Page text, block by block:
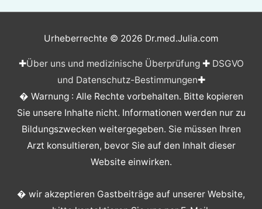
Urheberrechte © 2026 Dr.med.Julia.com
✚Über uns und medizinische Überprüfung✚ DSGVO
und Datenschutz-Bestimmungen✚
� Warnung : Alle Rechte vorbehalten. Bitte kopieren
Sie unsere Inhalte nicht. Informationen werden nur zu
Bildungszwecken weitergegeben. Sie müssen Ihren
Arzt konsultieren, bevor Sie auf den Inhalt dieser
Website einwirken.
� wir akzeptieren Gastbeiträge auf unserer Website,